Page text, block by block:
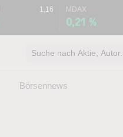
1,16 MDAX
0,21 %
Börsennews
Suche nach Aktie, Autor...